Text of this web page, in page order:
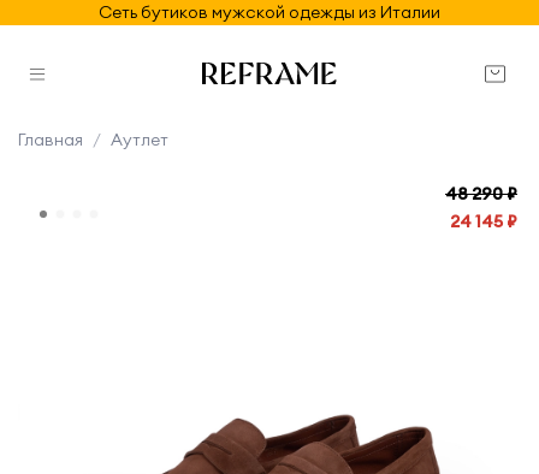
Сеть бутиков мужской одежды из Италии
Главная Аутлет
48 290 ₽
24 145 ₽